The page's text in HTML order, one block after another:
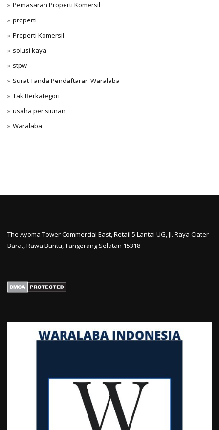
Pemasaran Properti Komersil
properti
Properti Komersil
solusi kaya
stpw
Surat Tanda Pendaftaran Waralaba
Tak Berkategori
usaha pensiunan
Waralaba
The Ayoma Tower Commercial East, Retail 5 Lantai UG, Jl. Raya Ciater
Barat, Rawa Buntu, Tangerang Selatan 15318